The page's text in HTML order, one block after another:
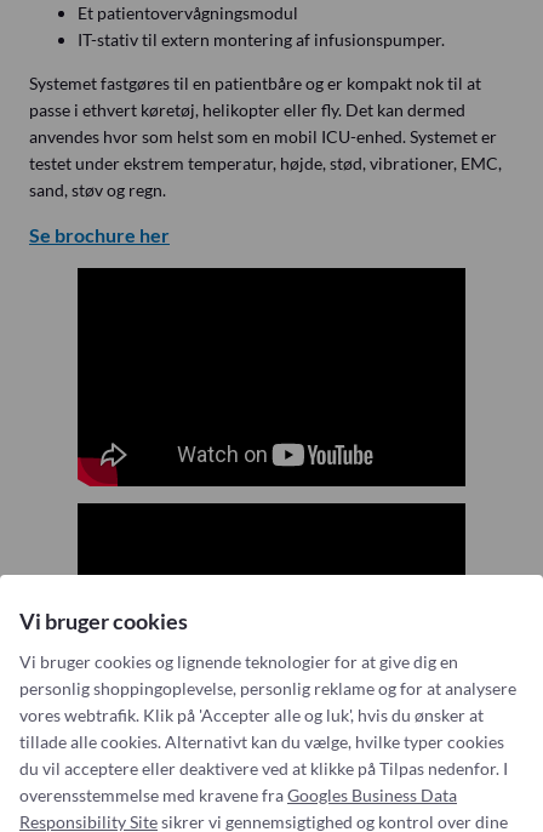
Et patientovervågningsmodul
IT-stativ til extern montering af infusionspumper.
Systemet fastgøres til en patientbåre og er kompakt nok til at
passe i ethvert køretøj, helikopter eller fly. Det kan dermed
anvendes hvor som helst som en mobil ICU-enhed. Systemet er
testet under ekstrem temperatur, højde, stød, vibrationer, EMC,
sand, støv og regn.
Se brochure her
Vi bruger cookies
Vi bruger cookies og lignende teknologier for at give dig en
personlig shoppingoplevelse, personlig reklame og for at analysere
vores webtrafik. Klik på 'Accepter alle og luk', hvis du ønsker at
tillade alle cookies. Alternativt kan du vælge, hvilke typer cookies
du vil acceptere eller deaktivere ved at klikke på Tilpas nedenfor. I
overensstemmelse med kravene fraGoogles Business Data
Responsibility Sitesikrer vi gennemsigtighed og kontrol over dine